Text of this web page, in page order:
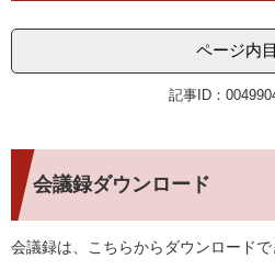
ページ内
記事ID：
会議録ダウンロード
会議録は、こちらからダウンロードで